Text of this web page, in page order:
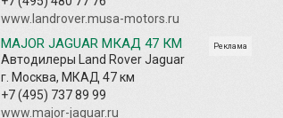
www.landrover.musa-motors.ru
Реклама
MAJOR JAGUAR МКАД 47 КМ
Автодилеры Land Rover Jaguar
г. Москва, МКАД 47 км
+7 (495) 737 89 99
www.major-jaguar.ru